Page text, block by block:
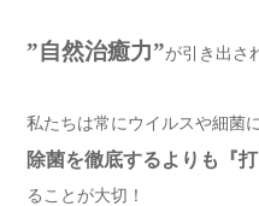
”自然治癒力”が引き出さ
私たちは常にウイルスや細菌
除菌を徹底するよりも『
ることが大切！